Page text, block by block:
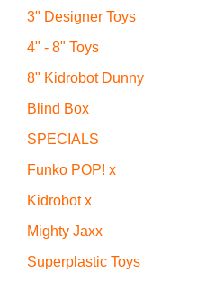
3" Designer Toys
4" - 8" Toys
8" Kidrobot Dunny
Blind Box
SPECIALS
Funko POP! x
Kidrobot x
Mighty Jaxx
Superplastic Toys